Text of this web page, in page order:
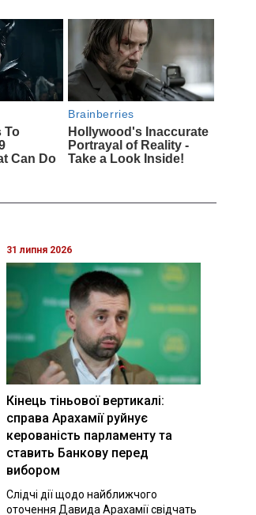
31 липня 2026
Кінець тіньової вертикалі:
справа Арахамії руйнує
керованість парламенту та
ставить Банкову перед
вибором
Слідчі дії щодо найближчого
оточення Давида Арахамії свідчать